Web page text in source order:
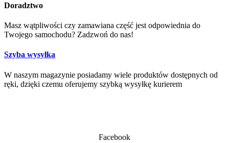
Doradztwo
Masz wątpliwości czy zamawiana część jest odpowiednia do
Twojego samochodu? Zadzwoń do nas!
Szyba wysyłka
W naszym magazynie posiadamy wiele produktów dostępnych od
ręki, dzięki czemu oferujemy szybką wysyłkę kurierem
Facebook